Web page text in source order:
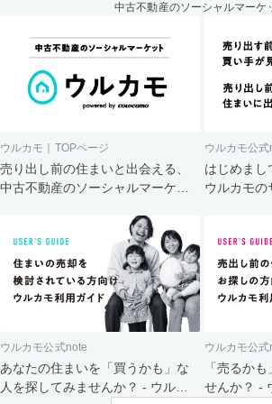
中古不動産のソーシャルマーケ
ウルカモ｜TOPページ
売り出し前の住まいと出会える、
中古不動産のソーシャルマーケッ
ウルカモ公式
はじめまし
ウルカモの
ウルカモ公式note
あなたの住まいを「買うかも」な
人を探してみませんか？ - ウルカ
ウルカモ公式
「売るか
せんか？ -